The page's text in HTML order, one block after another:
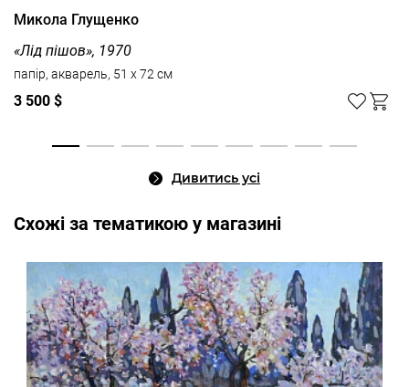
Микола Глущенко
«Лід пішов», 1970
папір, акварель, 51 x 72 см
3 500 $
Дивитись усі
Cхожі за тематикою у магазині